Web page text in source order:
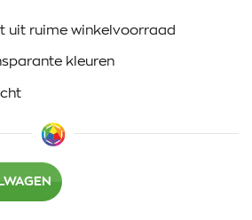
uit ruime winkelvoorraad
kleuren